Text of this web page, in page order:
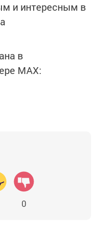
и интересным в
в
MАХ:
0